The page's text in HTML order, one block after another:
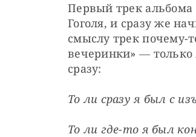
Первый трек
Гоголя, и сразу же
смыслу трек почему-
вечеринки» ― только
сразу:
То ли сразу я был с
То ли где-то я был